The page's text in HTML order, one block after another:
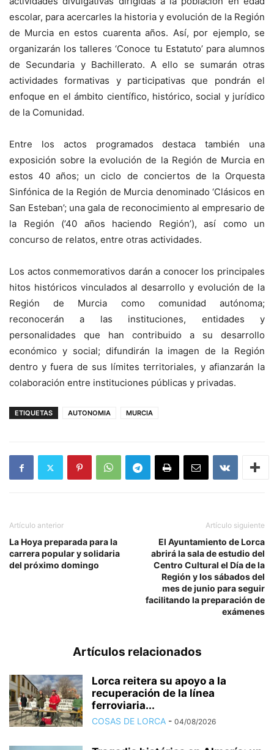
escolar, para acercarles la historia y evolución de la Región
de Murcia en estos cuarenta años. Así, por ejemplo, se
organizarán los talleres ‘Conoce tu Estatuto’ para alumnos
de Secundaria y Bachillerato. A ello se sumarán otras
actividades formativas y participativas que pondrán el
enfoque en el ámbito científico, histórico, social y jurídico
de la Comunidad.
Entre los actos programados destaca también una
exposición sobre la evolución de la Región de Murcia en
estos 40 años; un ciclo de conciertos de la Orquesta
Sinfónica de la Región de Murcia denominado ‘Clásicos en
San Esteban’; una gala de reconocimiento al empresario de
la Región (’40 años haciendo Región’), así como un
concurso de relatos, entre otras actividades.
Los actos conmemorativos darán a conocer los principales
hitos históricos vinculados al desarrollo y evolución de la
Región de Murcia como comunidad autónoma;
reconocerán a las instituciones, entidades y
personalidades que han contribuido a su desarrollo
económico y social; difundirán la imagen de la Región
dentro y fuera de sus límites territoriales, y afianzarán la
colaboración entre instituciones públicas y privadas.
ETIQUETAS AUTONOMIA MURCIA
Artículo anterior
La Hoya preparada para la
carrera popular y solidaria
del próximo domingo
Artículo siguiente
El Ayuntamiento de Lorca
abrirá la sala de estudio del
Centro Cultural el Día de la
Región y los sábados del
mes de junio para seguir
facilitando la preparación de
exámenes
Artículos relacionados
Lorca reitera su apoyo a la
recuperación de la línea
ferroviaria...
COSAS DE LORCA - 04/08/2026